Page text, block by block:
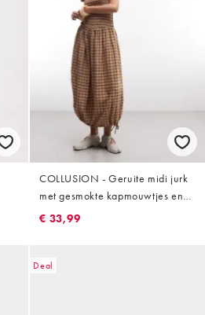
COLLUSION - Geruite midi jurk
met gesmokte kapmouwtjes en
textuur in groen
€ 33,99
Deal